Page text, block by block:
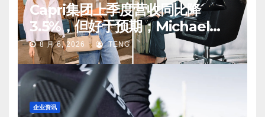
Capri集团上季度营收同比降
3.5%，但好于预期；Michael
Kors 在中国市场持续向好
8 月 6, 2026 TENG
企业资讯